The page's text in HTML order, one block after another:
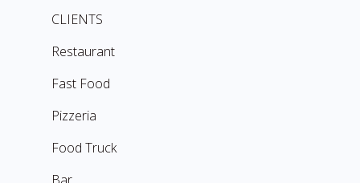
CLIENTS
Restaurant
Fast Food
Pizzeria
Food Truck